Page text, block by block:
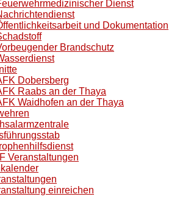
Dienst
und Dokumentation
Brandschutz
Dobersberg
Raabs an der Thaya
Waidhofen an der Thaya
Veranstaltungen
einreichen